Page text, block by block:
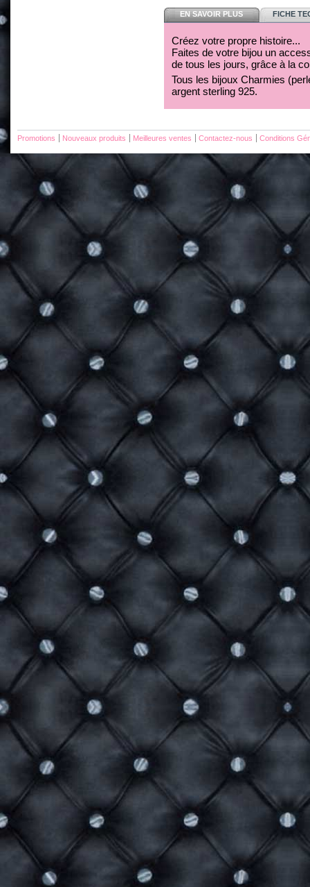
EN SAVOIR PLUS FICHE
Créez votre propre histoire...
Faites de votre bijou un
de tous les jours, grâce à la
Tous les bijoux Charmies
argent sterling 925.
Promotions Nouveaux produits Meilleures ventes Contactez-nous Conditions